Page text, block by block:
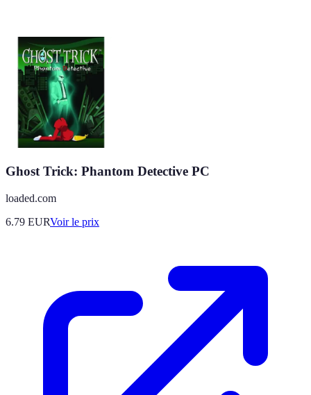
Ghost Trick: Phantom Detective PC
loaded.com
6.79 EURVoir le prix